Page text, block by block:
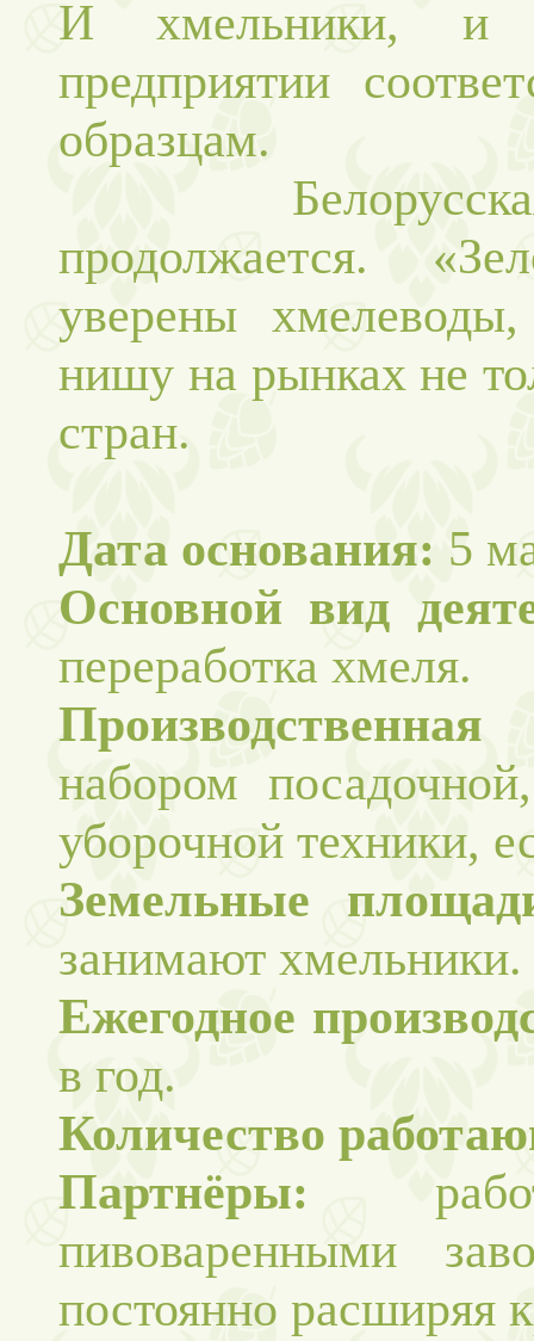
И хмельники, и
предприятии
образцам.
Белорусская
продолжается.
уверены
нишу на рынках не
стран.
Дата основания: 5
Основной вид
переработка хмеля.
Производственная
набором
уборочной техники,
Земельные
занимают хмельники.
Ежегодное
в год.
Количество
Партнёры:
пивоваренными
постоянно расширяя